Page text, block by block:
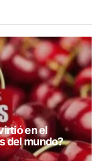
en el
del mundo?